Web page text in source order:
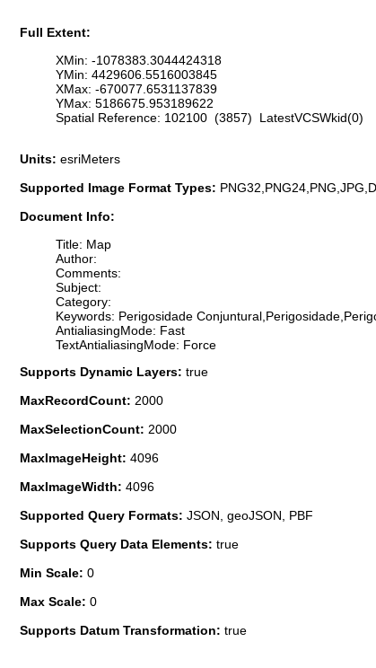
Full Extent:
XMin: -1078383.3044424318
YMin: 4429606.5516003845
XMax: -670077.6531137839
YMax: 5186675.953189622
Spatial Reference: 102100 (3857) LatestVCSWkid(0)
Units: esriMeters
Supported Image Format Types:
Document Info:
Title: Map
Author:
Comments:
Subject:
Category:
Keywords: Perigosidade
AntialiasingMode: Fast
TextAntialiasingMode: Force
Supports Dynamic Layers: true
MaxRecordCount: 2000
MaxSelectionCount: 2000
MaxImageHeight: 4096
MaxImageWidth: 4096
Supported Query Formats: JSON, geoJSON, PBF
Supports Query Data Elements: true
Min Scale: 0
Max Scale: 0
Supports Datum Transformation: true